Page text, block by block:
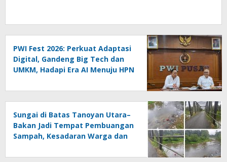
PWI Fest 2026: Perkuat Adaptasi
Digital, Gandeng Big Tech dan
UMKM, Hadapi Era AI Menuju HPN
Sungai di Batas Tanoyan Utara–
Bakan Jadi Tempat Pembuangan
Sampah, Kesadaran Warga dan
Dipertanyakan